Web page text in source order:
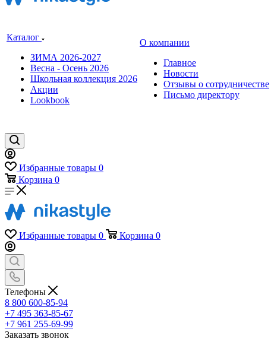
Каталог
ЗИМА 2026-2027
Весна - Осень 2026
Школьная коллекция 2026
Акции
Lookbook
О компании
Главное
Новости
Отзывы о сотрудничестве
Письмо директору
Избранные товары 0
Корзина 0
Избранные товары 0 Корзина 0
Телефоны
8 800 600-85-94
+7 495 363-85-67
+7 961 255-69-99
Заказать звонок